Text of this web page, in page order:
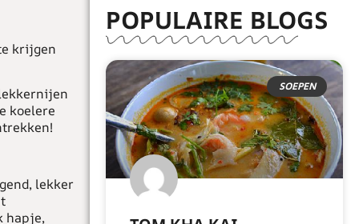
krijgen
koelere
lekker
hapje,
POPULAIRE BLOGS
SOEPEN